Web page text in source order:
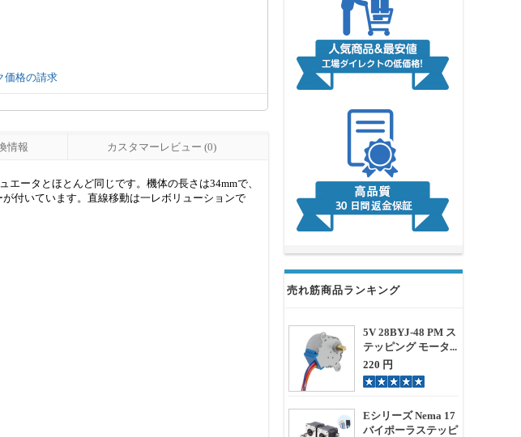
売れ筋商品ランキング
5V 28BYJ-48 PM ス
テッピング モータ...
220 円
Eシリーズ Nema 17
バイポーラステッピ
価格の請求
情報 カスタマーレビュー (0)
ータとほとんど同じです。機体の長さは34mmで、
が付いています。直線移動は一レボリューションで